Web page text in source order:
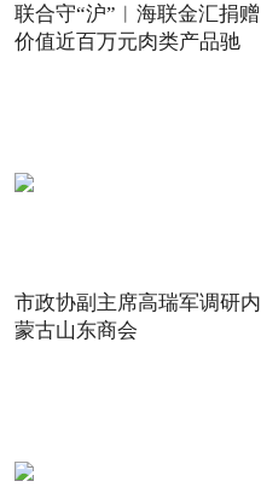
联合守“沪”︱海联金汇捐赠
价值近百万元肉类产品驰
市政协副主席高瑞军调研内
蒙古山东商会